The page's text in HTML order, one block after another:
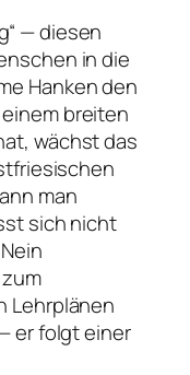
— diesen
in die
Hanken den
breiten
wächst das
man
sich nicht
Lehrplänen
er folgt einer